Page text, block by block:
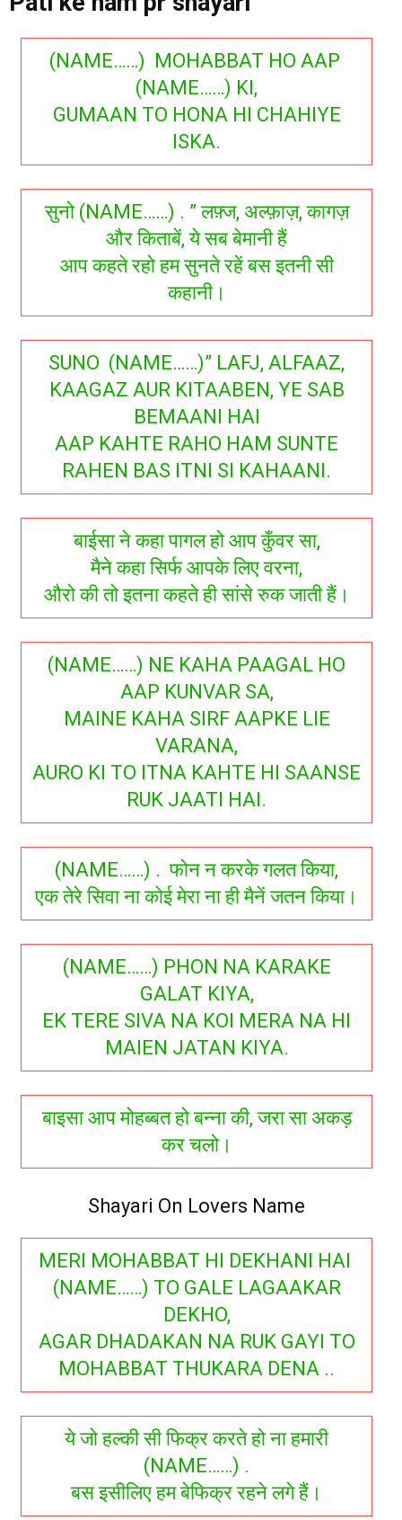
(NAME……) MOHABBAT HO AAP
(NAME……) KI,
GUMAAN TO HONA HI CHAHIYE
ISKA.
सुनो (NAME……) . ” लफ़्ज, अल्फ़ाज़, कागज़
और किताबें, ये सब बेमानी हैं
आप कहते रहो हम सुनते रहें बस इतनी सी
कहानी।
SUNO (NAME……)” LAFJ, ALFAAZ,
KAAGAZ AUR KITAABEN, YE SAB
BEMAANI HAI
AAP KAHTE RAHO HAM SUNTE
RAHEN BAS ITNI SI KAHAANI.
बाईसा ने कहा पागल हो आप कुँवर सा,
मैने कहा सिर्फ आपके लिए वरना,
औरो की तो इतना कहते ही सांसे रुक जाती हैं।
(NAME……) NE KAHA PAAGAL HO
AAP KUNVAR SA,
MAINE KAHA SIRF AAPKE LIE
VARANA,
AURO KI TO ITNA KAHTE HI SAANSE
RUK JAATI HAI.
(NAME……) . फोन न करके गलत किया,
एक तेरे सिवा ना कोई मेरा ना ही मैनें जतन किया।
(NAME……) PHON NA KARAKE
GALAT KIYA,
EK TERE SIVA NA KOI MERA NA HI
MAIEN JATAN KIYA.
बाइसा आप मोहब्बत हो बन्ना की, जरा सा अकड़
कर चलो।
Shayari On Lovers Name
MERI MOHABBAT HI DEKHANI HAI
(NAME……) TO GALE LAGAAKAR
DEKHO,
AGAR DHADAKAN NA RUK GAYI TO
MOHABBAT THUKARA DENA ..
ये जो हल्की सी फिक्र करते हो ना हमारी
(NAME……) .
बस इसीलिए हम बेफिक्र रहने लगे हैं।